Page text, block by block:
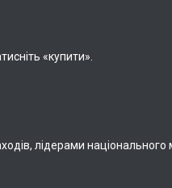
«купити».
лідерами